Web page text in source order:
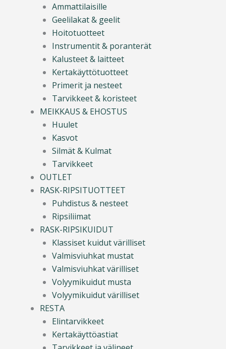
Ammattilaisille
Geelilakat & geelit
Hoitotuotteet
Instrumentit & poranterät
Kalusteet & laitteet
Kertakäyttötuotteet
Primerit ja nesteet
Tarvikkeet & koristeet
MEIKKAUS & EHOSTUS
Huulet
Kasvot
Silmät & Kulmat
Tarvikkeet
OUTLET
RASK-RIPSITUOTTEET
Puhdistus & nesteet
Ripsiliimat
RASK-RIPSIKUIDUT
Klassiset kuidut värilliset
Valmisviuhkat mustat
Valmisviuhkat värilliset
Volyymikuidut musta
Volyymikuidut värilliset
RESTA
Elintarvikkeet
Kertakäyttöastiat